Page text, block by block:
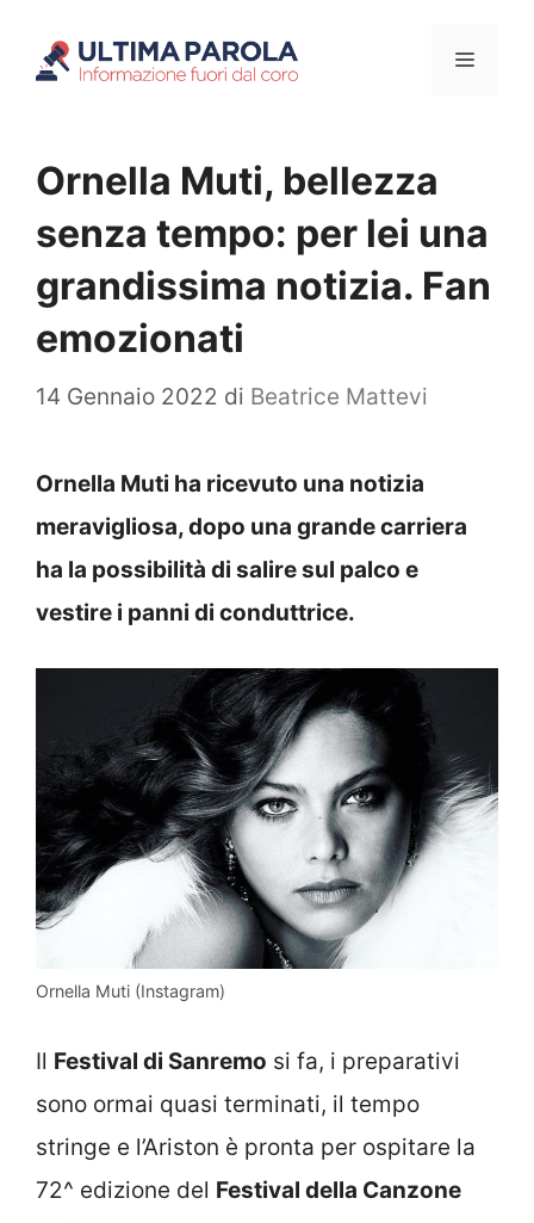
Menu
Ornella Muti, bellezza
senza tempo: per lei una
grandissima notizia. Fan
emozionati
14 Gennaio 2022 di Beatrice Mattevi
Ornella Muti ha ricevuto una notizia
meravigliosa, dopo una grande carriera
ha la possibilità di salire sul palco e
vestire i panni di conduttrice.
Ornella Muti (Instagram)
Il Festival di Sanremo si fa, i preparativi
sono ormai quasi terminati, il tempo
stringe e l’Ariston è pronta per ospitare la
72^ edizione del Festival della Canzone